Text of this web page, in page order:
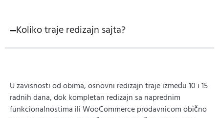
Koliko traje redizajn sajta?
U zavisnosti od obima, osnovni redizajn traje između 10 i 15
radnih dana, dok kompletan redizajn sa naprednim
funkcionalnostima ili WooCommerce prodavnicom obično